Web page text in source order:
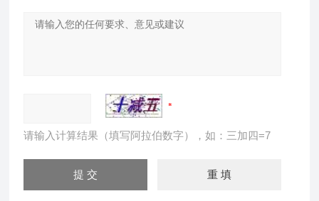
请输入计算结果（填写阿拉伯数字），如：三加四=7